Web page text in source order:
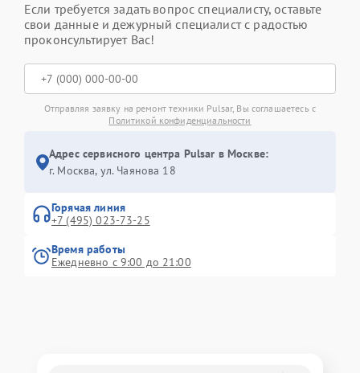
Если требуется задать вопрос специалисту, оставьте
свои данные и дежурный специалист с радостью
проконсультирует Вас!
Отправляя заявку на ремонт техники Pulsar, Вы соглашаетесь с
Политикой конфиденциальности
Адрес сервисного центра Pulsar в Москве:
г. Москва, ул. Чаянова 18
Горячая линия
+7 (495) 023-73-25
Время работы
Ежедневно с 9:00 до 21:00